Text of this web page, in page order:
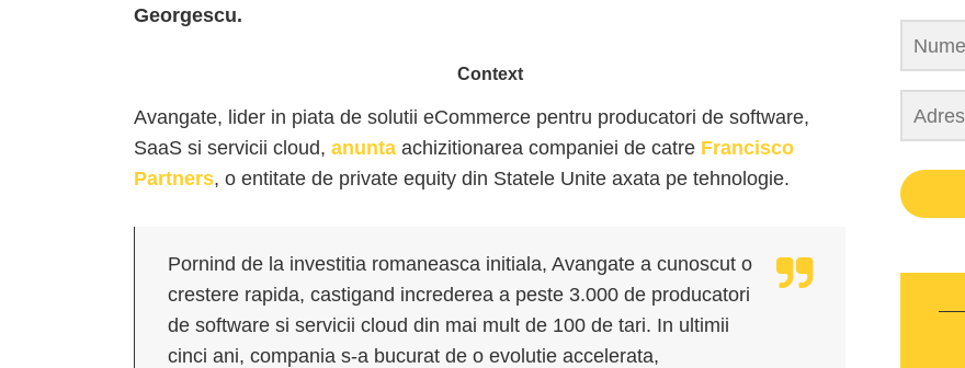
Georgescu.
Context
Avangate, lider in piata de solutii eCommerce pentru producatori de software,
SaaS si servicii cloud, anunta achizitionarea companiei de catre Francisco
Partners, o entitate de private equity din Statele Unite axata pe tehnologie.
Pornind de la investitia romaneasca initiala, Avangate a cunoscut o
crestere rapida, castigand increderea a peste 3.000 de producatori
de software si servicii cloud din mai mult de 100 de tari. In ultimii
cinci ani, compania s-a bucurat de o evolutie accelerata,